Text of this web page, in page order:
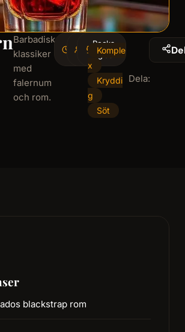
Barbadisk
klassiker
med
falernum
och rom.
3
minminutes
1
serving
Rocks-
glas
Komple
x
Kryddi
g
Söt
Dela:
blackstrap rom